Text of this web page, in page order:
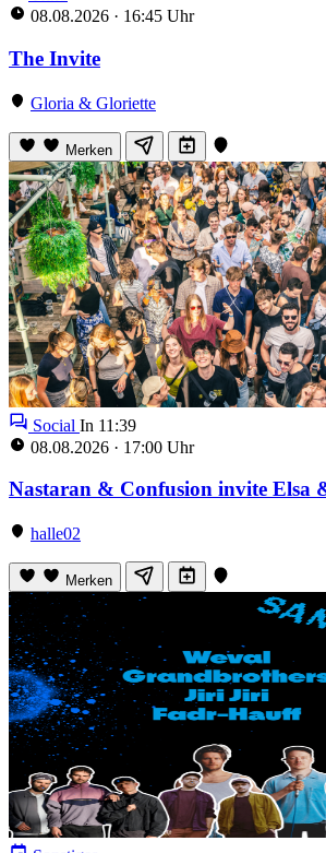
08.08.2026 · 16:45 Uhr
The Invite
Gloria & Gloriette
Merken
Social In 11:36
08.08.2026 · 17:00 Uhr
Nastaran & Confusion invite Elsa
halle02
Merken